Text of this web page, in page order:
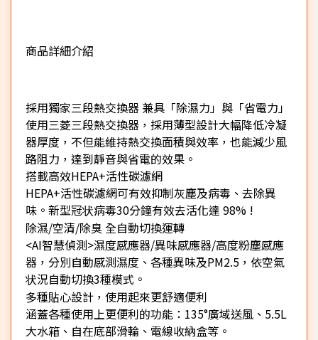
商品詳細介紹
採用獨家三段熱交換器 兼具「除濕力」與「省電力」
使用三菱三段熱交換器，採用薄型設計大幅降低冷凝
器厚度，不但能維持熱交換面積與效率，也能減少風
路阻力，達到靜音與省電的效果。
搭載高效HEPA+活性碳濾網
HEPA+活性碳濾網可有效抑制灰塵及病毒、去除異
味。新型冠状病毒30分鐘有效去活化達 98% !
除濕/空清/除臭 全自動切換運轉
<AI智慧偵測>濕度感應器/異味感應器/高度粉塵感應
器，分別自動感測濕度、各種異味及PM2.5，依空氣
状況自動切換3種模式。
多種貼心設計，使用起來更舒適便利
涵蓋各種使用上更便利的功能：135°廣域送風、5.5L
大水箱、自在底部滑輪、電線收納盒等。